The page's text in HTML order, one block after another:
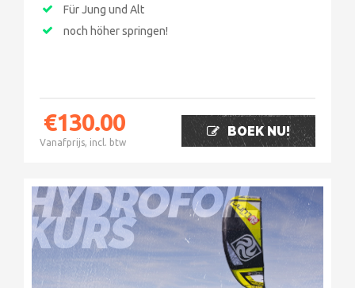
Für Jung und Alt
noch höher springen!
€130.00
Vanafprijs, incl. btw
BOEK NU!
HYDROFOIL
KURS